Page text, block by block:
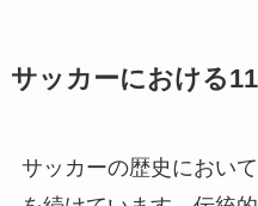
サッカーにおける
サッカーの歴史におい